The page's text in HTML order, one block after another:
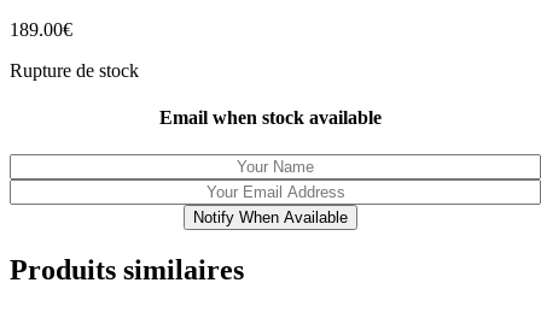
189.00€
Rupture de stock
Email when stock available
Notify When Available
Produits similaires